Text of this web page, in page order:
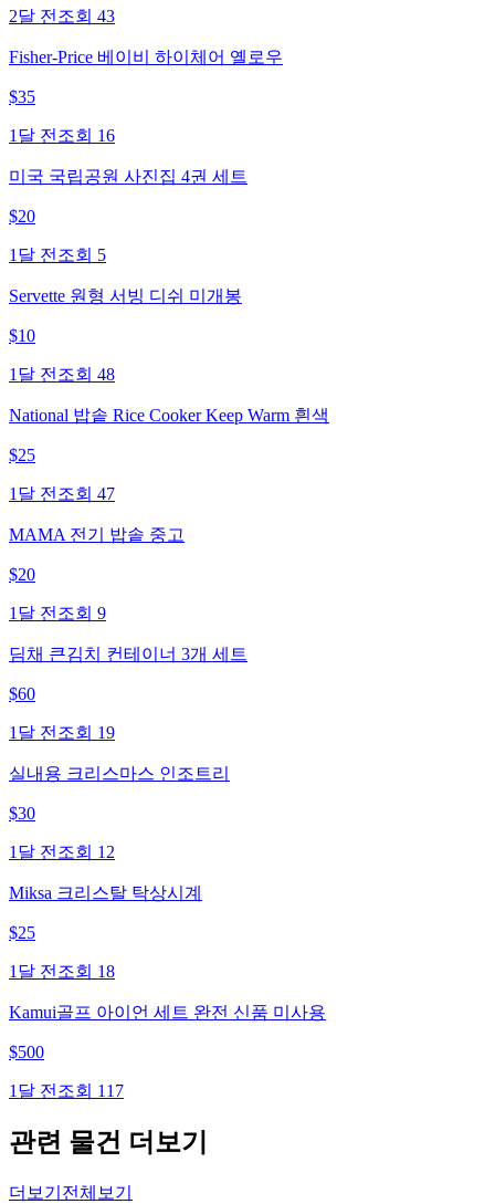
2달 전 조회 43
Fisher-Price 베이비 하이체어 옐로우
$35
1달 전 조회 16
미국 국립공원 사진집 4권 세트
$20
1달 전 조회 5
Servette 원형 서빙 디쉬 미개봉
$10
1달 전 조회 48
National 밥솥 Rice Cooker Keep Warm 흰색
$25
1달 전 조회 47
MAMA 전기 밥솥 중고
$20
1달 전 조회 9
딤채 큰김치 컨테이너 3개 세트
$60
1달 전 조회 19
실내용 크리스마스 인조트리
$30
1달 전 조회 12
Miksa 크리스탈 탁상시계
$25
1달 전 조회 18
Kamui골프 아이언 세트 완전 신품 미사용
$500
1달 전 조회 117
관련 물건 더보기
더보기 전체보기